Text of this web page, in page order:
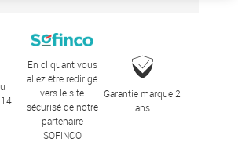
En cliquant vous
allez être redirigé
vers le site
sécurisé de notre
partenaire
SOFINCO
Garantie marque 2
ans